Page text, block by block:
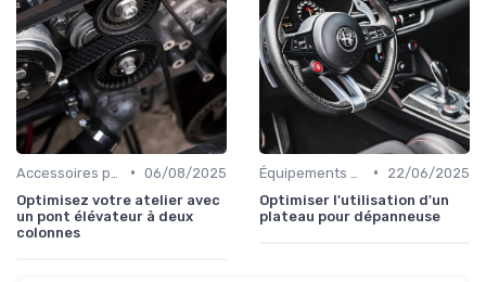
• 06/08/2025
Optimisez votre atelier avec
un pont élévateur à deux
colonnes
•
22/06/2025
Optimiser l'utilisation d'un
plateau pour dépanneuse